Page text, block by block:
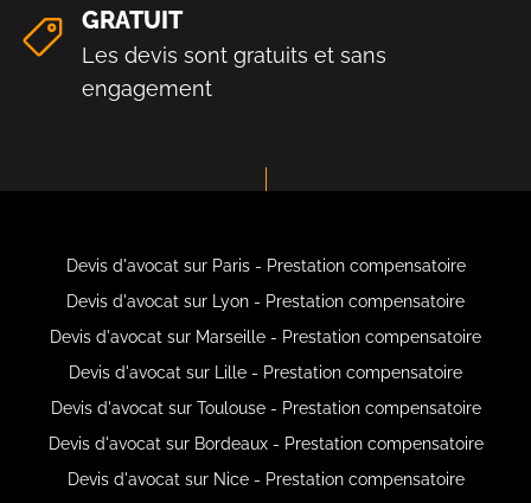
GRATUIT
Les devis sont gratuits et sans
engagement
Devis d'avocat sur Paris - Prestation compensatoire
Devis d'avocat sur Lyon - Prestation compensatoire
Devis d'avocat sur Marseille - Prestation compensatoire
Devis d'avocat sur Lille - Prestation compensatoire
Devis d'avocat sur Toulouse - Prestation compensatoire
Devis d'avocat sur Bordeaux - Prestation compensatoire
Devis d'avocat sur Nice - Prestation compensatoire